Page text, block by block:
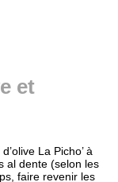
et
La Picho’ à
al dente (selon les
faire revenir les